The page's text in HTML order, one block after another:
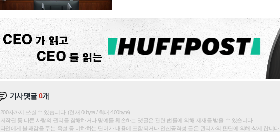
기사댓글0개
200자까지 쓰실 수 있습니다. (현재 0 byte / 최대 400byte)
저작권 등 다른 사람의 권리를 침해하거나 명예를 훼손하는 댓글은 관련 법률에 의해 제재를 받을 수 있습니다.
타인에게 불쾌감을 주는 욕설 등 비하하는 단어가 내용에 포함되거나 인신공격성 글은 관리자의 판단에 의해 삭제 합니다.